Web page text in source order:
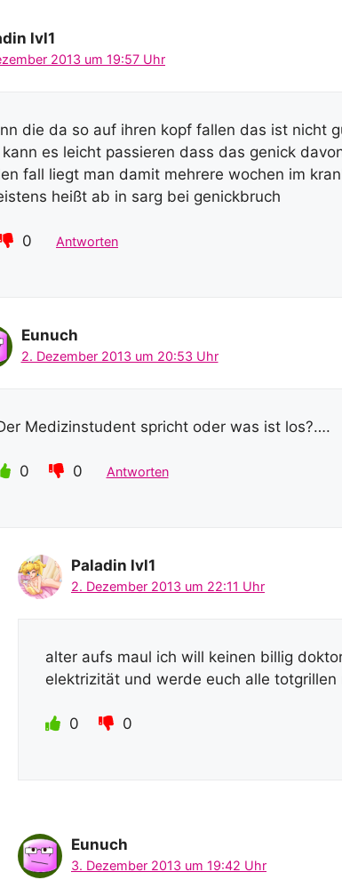
lvl1
2013 um 19:57 Uhr
die da so auf ihren kopf fallen das ist nicht
es leicht passieren dass das genick
fall liegt man damit mehrere wochen im
heißt ab in sarg bei genickbruch
0 Antworten
Eunuch
2. Dezember 2013 um 20:53 Uhr
Medizinstudent spricht oder was ist los?….
0 0 Antworten
Paladin lvl1
2. Dezember 2013 um 22:11 Uhr
alter aufs maul ich will keinen billig
elektrizität und werde euch alle
0 0
Eunuch
3. Dezember 2013 um 19:42 Uhr